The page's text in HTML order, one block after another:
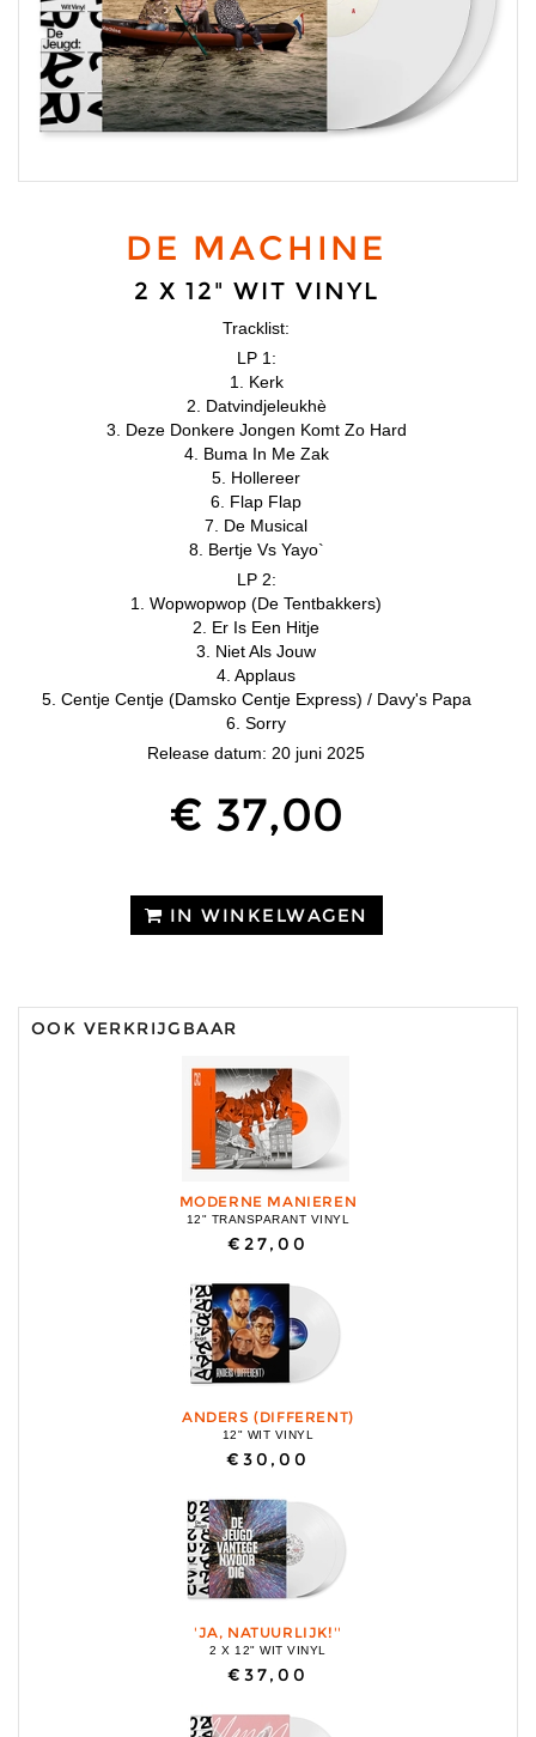
DE MACHINE
2 X 12" WIT VINYL
Tracklist:
LP 1:
1. Kerk
2. Datvindjeleukhè
3. Deze Donkere Jongen Komt Zo Hard
4. Buma In Me Zak
5. Hollereer
6. Flap Flap
7. De Musical
8. Bertje Vs Yayo`
LP 2:
1. Wopwopwop (De Tentbakkers)
2. Er Is Een Hitje
3. Niet Als Jouw
4. Applaus
5. Centje Centje (Damsko Centje Express) / Davy's Papa
6. Sorry
Release datum: 20 juni 2025
€ 37,00
IN WINKELWAGEN
OOK VERKRIJGBAAR
MODERNE MANIEREN
12" TRANSPARANT VINYL
€27,00
ANDERS (DIFFERENT)
12" WIT VINYL
€30,00
'JA, NATUURLIJK!''
2 X 12" WIT VINYL
€37,00